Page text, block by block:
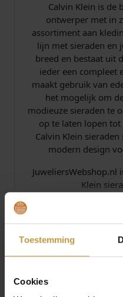
Toestemming
Cookies
Calvin Klein is de
ontwerper met in
assortiment aan
lijn met sieraden en
breed en bestaat uit
ieder een compleet
maakt gebruik van
het mogelijk om
modieuze sieraden te
op te laten lopen
Calvin Klein
modern design
JuweliersWebshop.nl
Klein
Specificaties
Over Calvin Klein